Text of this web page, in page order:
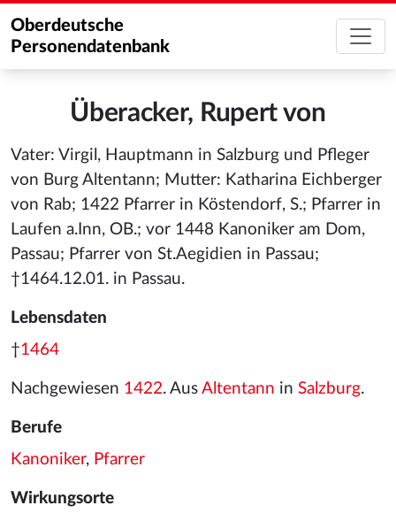
Oberdeutsche
Personendatenbank
Überacker, Rupert von
Vater: Virgil, Hauptmann in Salzburg und Pfleger
von Burg Altentann; Mutter: Katharina Eichberger
von Rab; 1422 Pfarrer in Köstendorf, S.; Pfarrer in
Laufen a.Inn, OB.; vor 1448 Kanoniker am Dom,
Passau; Pfarrer von St.Aegidien in Passau;
†1464.12.01. in Passau.
Lebensdaten
†1464
Nachgewiesen 1422. Aus Altentann in Salzburg.
Berufe
Kanoniker, Pfarrer
Wirkungsorte